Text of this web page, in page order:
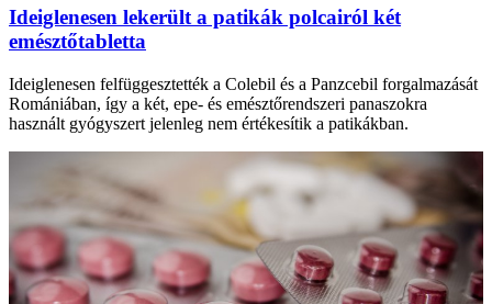
Ideiglenesen lekerült a patikák polcairól két
emésztőtabletta
Ideiglenesen felfüggesztették a Colebil és a Panzcebil forgalmazását
Romániában, így a két, epe- és emésztőrendszeri panaszokra
használt gyógyszert jelenleg nem értékesítik a patikákban.